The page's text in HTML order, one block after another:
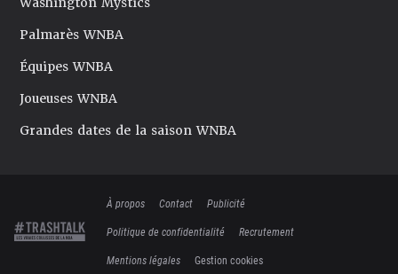
Palmarès WNBA
Équipes WNBA
Joueuses WNBA
Grandes dates de la saison WNBA
À propos Contact
Publicité
Politique de confidentialité
Recrutement
Mentions légales
Gestion cookies